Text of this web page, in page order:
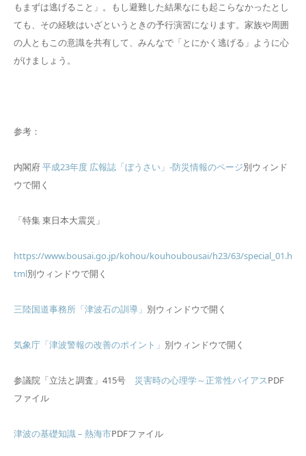
もまずは逃げること」。もし避難した結果なにも起こらなかったとし
ても、その経験はいざというときの予行演習になります。家族や周囲
の人ともこの意識を共有して、みんなで「とにかく逃げる」ように心
がけましょう。
参考：
内閣府平成23年度 広報誌「ぼうさい」-防災情報のページ別ウィンド
ウで開く
「特集 東日本大震災」
https://www.bousai.go.jp/kohou/kouhoubousai/h23/63/special_01.h
tml別ウィンドウで開く
三陸国道事務所「津波石の訓導」 別ウィンドウで開く
気象庁「津波警報の改善のポイント」 別ウィンドウで開く
参議院「立法と調査」415号 災害時の心理学～正常性バイアスPDF
ファイル
津波の基礎知識 – 熱海市PDFファイル